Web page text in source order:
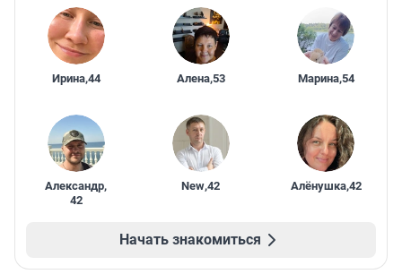
Ирина,44 Алена,53 Марина,54
Александр,
42
New,42 Алёнушка,42
Начать знакомиться